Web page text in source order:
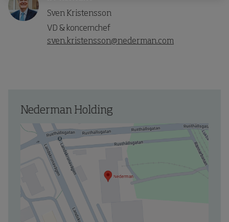
Sven Kristensson
VD & koncernchef
sven.kristensson@nederman.com
Nederman Holding